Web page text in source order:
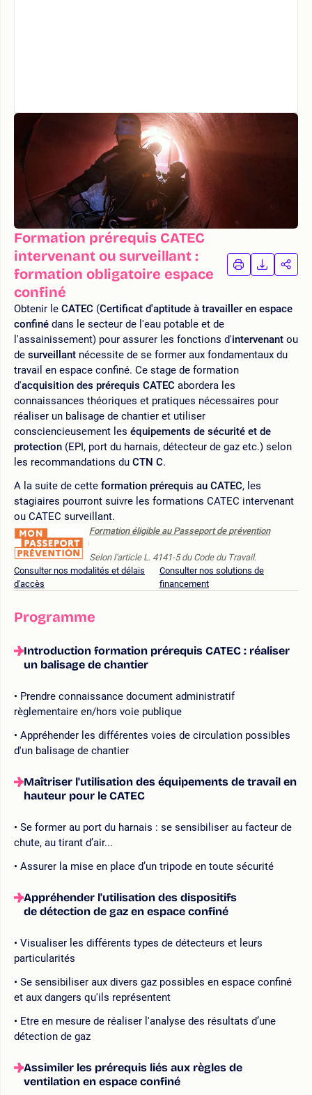
Formation prérequis CATEC
intervenant ou surveillant :
formation obligatoire espace
confiné
IMPRIMER
LA
LA
Obtenir le CATEC (Certificat d'aptitude à travailler en espace
confiné dans le secteur de l'eau potable et de
l'assainissement) pour assurer les fonctions d'intervenant ou
de surveillant nécessite de se former aux fondamentaux du
travail en espace confiné. Ce stage de formation
d'acquisition des prérequis CATEC abordera les
connaissances théoriques et pratiques nécessaires pour
réaliser un balisage de chantier et utiliser
consciencieusement les équipements de sécurité et de
protection (EPI, port du harnais, détecteur de gaz etc.) selon
les recommandations du CTN C.
A la suite de cette formation prérequis au CATEC, les
stagiaires pourront suivre les formations CATEC intervenant
ou CATEC surveillant.
Formation éligible au Passeport de prévention
Selon l'article L. 4141-5 du Code du Travail.
Consulter nos modalités et délais
d'accès
Consulter nos solutions de
financement
Programme
Introduction formation prérequis CATEC : réaliser
un balisage de chantier
Prendre connaissance document administratif
règlementaire en/hors voie publique
Appréhender les différentes voies de circulation possibles
d'un balisage de chantier
Maîtriser l'utilisation des équipements de travail en
hauteur pour le CATEC
Se former au port du harnais : se sensibiliser au facteur de
chute, au tirant d’air...
Assurer la mise en place d’un tripode en toute sécurité
Appréhender l'utilisation des dispositifs
de détection de gaz en espace confiné
Visualiser les différents types de détecteurs et leurs
particularités
Se sensibiliser aux divers gaz possibles en espace confiné
et aux dangers qu'ils représentent
Etre en mesure de réaliser l'analyse des résultats d’une
détection de gaz
Assimiler les prérequis liés aux règles de
ventilation en espace confiné